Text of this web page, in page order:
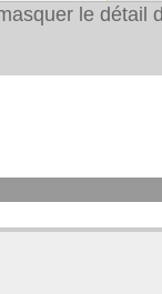
le détail